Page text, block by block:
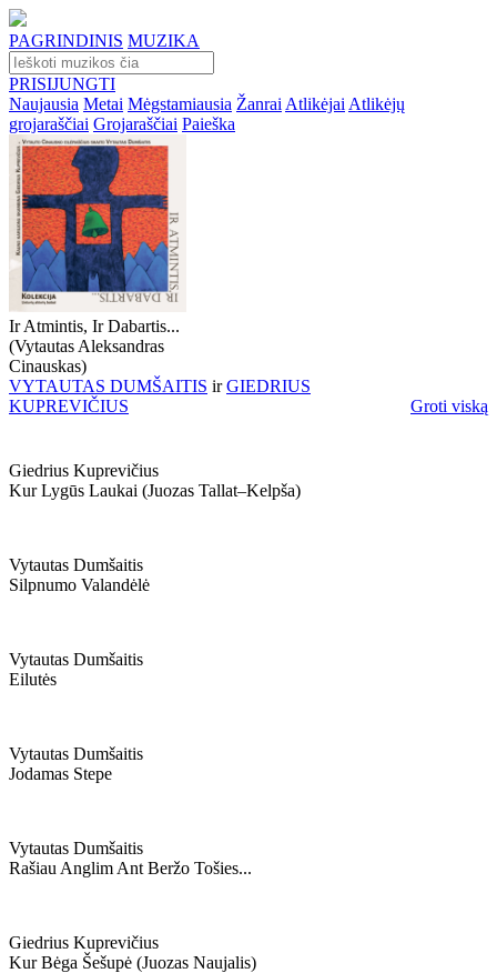
PAGRINDINIS MUZIKA
PRISIJUNGTI
Naujausia Metai Mėgstamiausia Žanrai Atlikėjai Atlikėjų
grojaraščiai Grojaraščiai Paieška
Ir Atmintis, Ir Dabartis...
(Vytautas Aleksandras
Cinauskas)
VYTAUTAS DUMŠAITIS irGIEDRIUS
KUPREVIČIUS
Groti viską
Giedrius Kuprevičius
Kur Lygūs Laukai (juozas Tallat–Kelpša)
Vytautas Dumšaitis
Silpnumo Valandėlė
Vytautas Dumšaitis
Eilutės
Vytautas Dumšaitis
Jodamas Stepe
Vytautas Dumšaitis
Rašiau Anglim Ant Beržo Tošies...
Giedrius Kuprevičius
Kur Bėga Šešupė (juozas Naujalis)